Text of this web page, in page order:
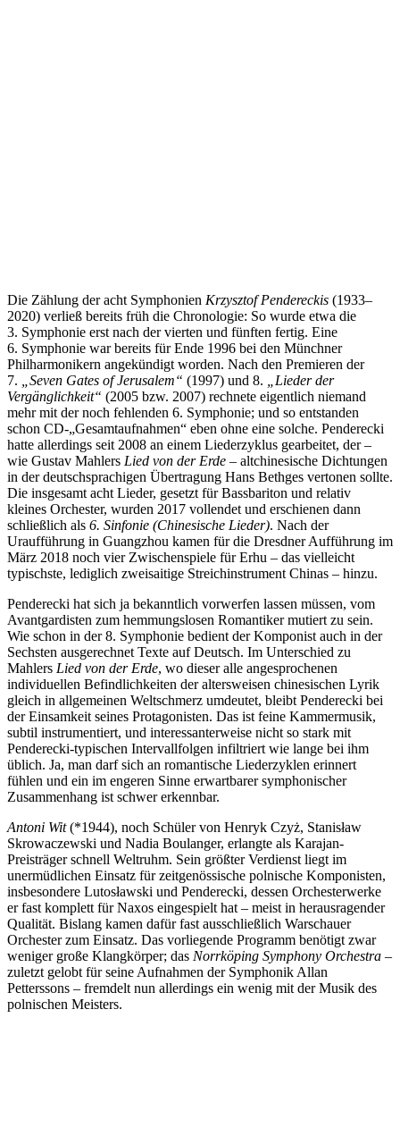
Die Zählung der acht Symphonien Krzysztof Pendereckis (1933‒
2020) verließ bereits früh die Chronologie: So wurde etwa die
3. Symphonie erst nach der vierten und fünften fertig. Eine
6. Symphonie war bereits für Ende 1996 bei den Münchner
Philharmonikern angekündigt worden. Nach den Premieren der
7.
Seven Gates of Jerusalem“ (1997) und 8.
„Lieder der
Vergänglichkeit“ (2005 bzw. 2007) rechnete eigentlich niemand
mehr mit der noch fehlenden 6. Symphonie; und so entstanden
schon CD-„Gesamtaufnahmen“ eben ohne eine solche. Penderecki
hatte allerdings seit 2008 an einem Liederzyklus gearbeitet, der –
wie Gustav Mahlers Lied von der Erde – altchinesische Dichtungen
in der deutschsprachigen Übertragung Hans Bethges vertonen sollte.
Die insgesamt acht Lieder, gesetzt für Bassbariton und relativ
kleines Orchester, wurden 2017 vollendet und erschienen dann
schließlich als 6. Sinfonie (Chinesische Lieder). Nach der
Uraufführung in Guangzhou kamen für die Dresdner Aufführung im
März 2018 noch vier Zwischenspiele für Erhu – das vielleicht
typischste, lediglich zweisaitige Streichinstrument Chinas – hinzu.
Penderecki hat sich ja bekanntlich vorwerfen lassen müssen, vom
Avantgardisten zum hemmungslosen Romantiker mutiert zu sein.
Wie schon in der 8. Symphonie bedient der Komponist auch in der
Sechsten ausgerechnet Texte auf Deutsch. Im Unterschied zu
Mahlers Lied von der Erde, wo dieser alle angesprochenen
individuellen Befindlichkeiten der altersweisen chinesischen Lyrik
gleich in allgemeinen Weltschmerz umdeutet, bleibt Penderecki bei
der Einsamkeit seines Protagonisten. Das ist feine Kammermusik,
subtil instrumentiert, und interessanterweise nicht so stark mit
Penderecki-typischen Intervallfolgen infiltriert wie lange bei ihm
üblich. Ja, man darf sich an romantische Liederzyklen erinnert
fühlen und ein im engeren Sinne erwartbarer symphonischer
Zusammenhang ist schwer erkennbar.
Antoni Wit(*1944), noch Schüler von Henryk Czyż, Stanisław
Skrowaczewski und Nadia Boulanger, erlangte als Karajan-
Preisträger schnell Weltruhm. Sein größter Verdienst liegt im
unermüdlichen Einsatz für zeitgenössische polnische Komponisten,
insbesondere Lutosławski und Penderecki, dessen Orchesterwerke
er fast komplett für Naxos eingespielt hat – meist in herausragender
Qualität. Bislang kamen dafür fast ausschließlich Warschauer
Orchester zum Einsatz. Das vorliegende Programm benötigt zwar
weniger große Klangkörper; das Norrköping Symphony Orchestra –
zuletzt gelobt für seine Aufnahmen der Symphonik Allan
Petterssons – fremdelt nun allerdings ein wenig mit der Musik des
polnischen Meisters.